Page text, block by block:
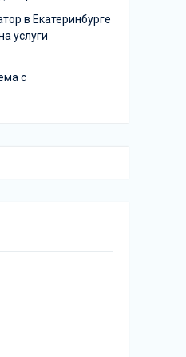
в Екатеринбурге
услуги
с